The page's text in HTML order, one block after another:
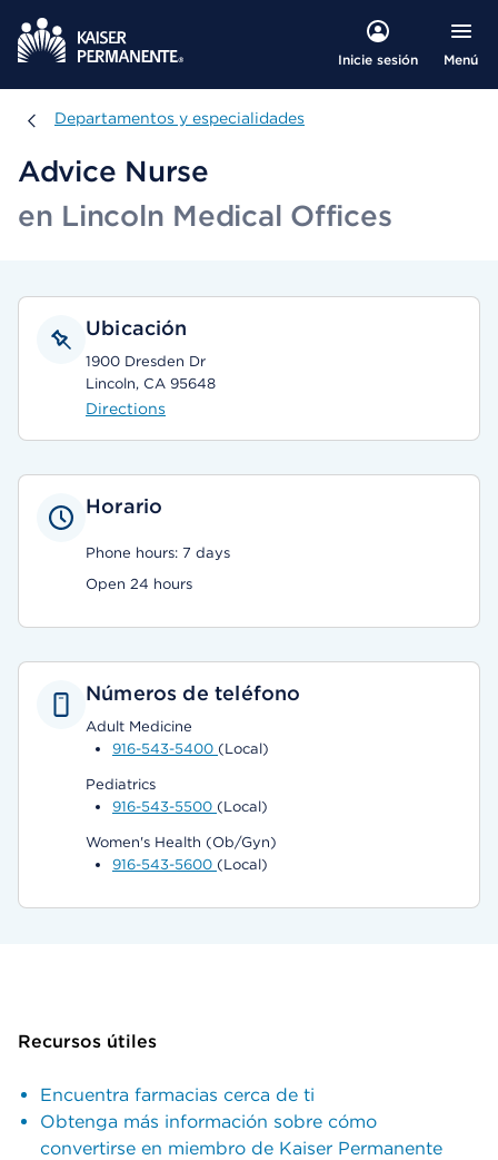
Inicie sesión Menú
Departamentos y especialidades
Departamentos y especialidades
Advice Nurse
en Lincoln Medical Offices
Ubicación
1900 Dresden Dr
Lincoln, CA 95648
Directions
Horario
Phone hours: 7 days
Open 24 hours
Números de teléfono
Adult Medicine
916-543-5400 (Local)
Pediatrics
916-543-5500 (Local)
Women's Health (Ob/Gyn)
916-543-5600 (Local)
Recursos útiles
Encuentra farmacias cerca de ti
Obtenga más información sobre cómo
convertirse en miembro de Kaiser Permanente